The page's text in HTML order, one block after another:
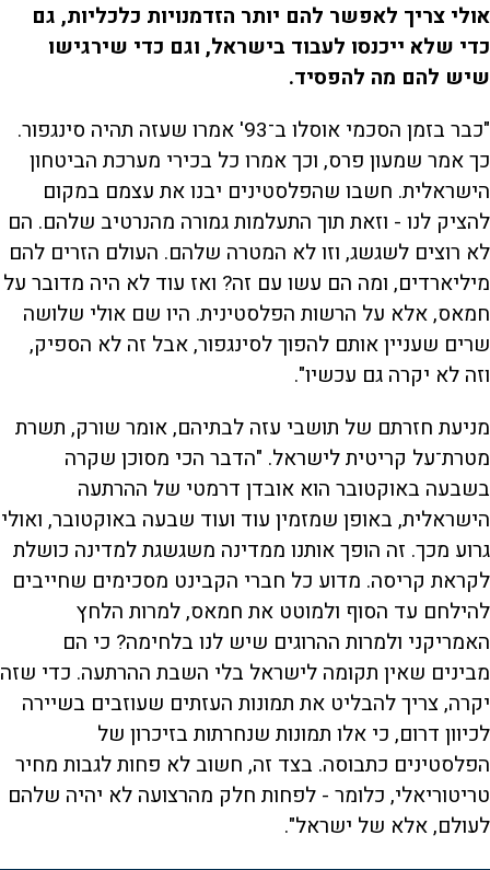
אולי צריך לאפשר להם יותר הזדמנויות כלכליות, גם
כדי שלא ייכנסו לעבוד בישראל, וגם כדי שירגישו
שיש להם מה להפסיד.
"כבר בזמן הסכמי אוסלו ב־93' אמרו שעזה תהיה סינגפור.
כך אמר שמעון פרס, וכך אמרו כל בכירי מערכת הביטחון
הישראלית. חשבו שהפלסטינים יבנו את עצמם במקום
להציק לנו - וזאת תוך התעלמות גמורה מהנרטיב שלהם. הם
לא רוצים לשגשג, וזו לא המטרה שלהם. העולם הזרים להם
מיליארדים, ומה הם עשו עם זה? ואז עוד לא היה מדובר על
חמאס, אלא על הרשות הפלסטינית. היו שם אולי שלושה
שרים שעניין אותם להפוך לסינגפור, אבל זה לא הספיק,
וזה לא יקרה גם עכשיו".
מניעת חזרתם של תושבי עזה לבתיהם, אומר שורק, תשרת
מטרת־על קריטית לישראל. "הדבר הכי מסוכן שקרה
בשבעה באוקטובר הוא אובדן דרמטי של ההרתעה
הישראלית, באופן שמזמין עוד ועוד שבעה באוקטובר, ואולי
גרוע מכך. זה הופך אותנו ממדינה משגשגת למדינה כושלת
לקראת קריסה. מדוע כל חברי הקבינט מסכימים שחייבים
להילחם עד הסוף ולמוטט את חמאס, למרות הלחץ
האמריקני ולמרות ההרוגים שיש לנו בלחימה? כי הם
מבינים שאין תקומה לישראל בלי השבת ההרתעה. כדי שזה
יקרה, צריך להבליט את תמונות העזתים שעוזבים בשיירה
לכיוון דרום, כי אלו תמונות שנחרתות בזיכרון של
הפלסטינים כתבוסה. בצד זה, חשוב לא פחות לגבות מחיר
טריטוריאלי, כלומר - לפחות חלק מהרצועה לא יהיה שלהם
לעולם, אלא של ישראל".